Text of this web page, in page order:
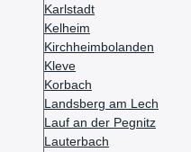
Karlstadt
Kelheim
Kirchheimbolanden
Kleve
Korbach
Landsberg am Lech
Lauf an der Pegnitz
Lauterbach